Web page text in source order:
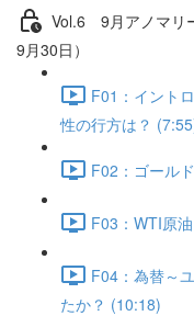
Vol.6 9⽉アノマリ
9月30日）
F01：イント
性の行方は？
F02：ゴール
F03：WTI原
F04：為替～
たか？ (10:18)